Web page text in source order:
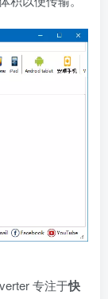
专注于快